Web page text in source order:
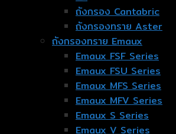
ถังกรอง Cantabric
ถังกรองทราย Aster
ถังกรองทราย Emaux
Emaux FSF Series
Emaux FSU Series
Emaux MFS Series
Emaux MFV Series
Emaux S Series
Emaux V Series